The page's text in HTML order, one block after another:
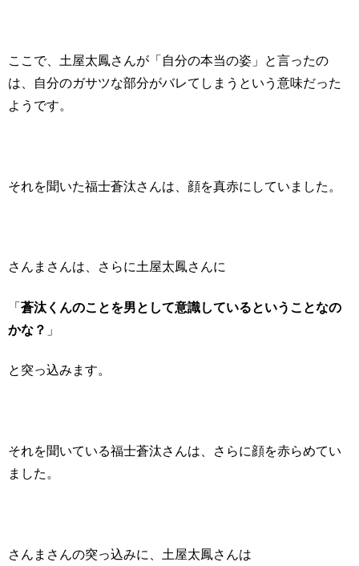
ここで、土屋太鳳さんが「自分の本当の姿」と言ったの
は、自分のガサツな部分がバレてしまうという意味だった
ようです。
それを聞いた福士蒼汰さんは、顔を真赤にしていました。
さんまさんは、さらに土屋太鳳さんに
「 蒼汰くんのことを男として意識しているということなの
かな？ 」
と突っ込みます。
それを聞いている福士蒼汰さんは、さらに顔を赤らめてい
ました。
さんまさんの突っ込みに、土屋太鳳さんは